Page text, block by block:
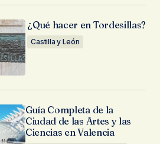
¿Qué hacer en Tordesillas?
Castilla y León
Guía Completa de la
Ciudad de las Artes y las
Ciencias en Valencia